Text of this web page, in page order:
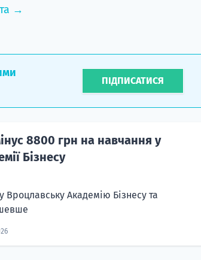
→
ПІДПИСАТИСЯ
8800 грн на навчання у
Бізнесу
Вроцлавську Академію Бізнесу та